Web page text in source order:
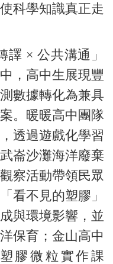
科學知識真正走
× 公共溝通」
，高中生展現豐
數據轉化為兼具
。暖暖高中團隊
透過遊戲化學習
崙沙灘海洋廢棄
察活動帶領民眾
看不見的塑膠」
與環境影響，並
保育；金山高中
膠微粒實作課